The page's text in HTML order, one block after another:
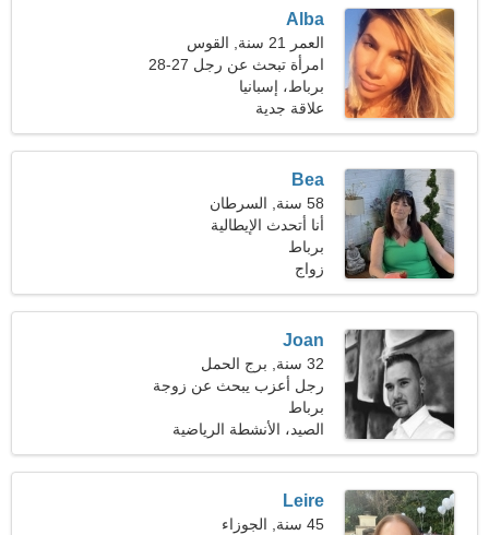
Alba
العمر 21 سنة, القوس
امرأة تبحث عن رجل 27-28
برباط، إسبانيا
علاقة جدية
Bea
58 سنة, السرطان
أنا أتحدث الإيطالية
والإندونيسية
برباط
زواج
Joan
32 سنة, برج الحمل
رجل أعزب يبحث عن زوجة
برباط
الصيد، الأنشطة الرياضية
Leire
45 سنة, الجوزاء